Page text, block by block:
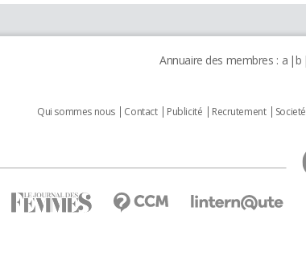
Annuaire des membres : a b
Qui sommes nous Contact Publicité Recrutement Societé